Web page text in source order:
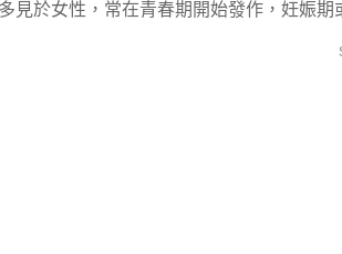
見於女性，常在青春期開始發作，妊娠